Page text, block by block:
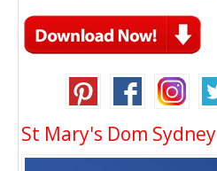
St Mary's Dom Sydney